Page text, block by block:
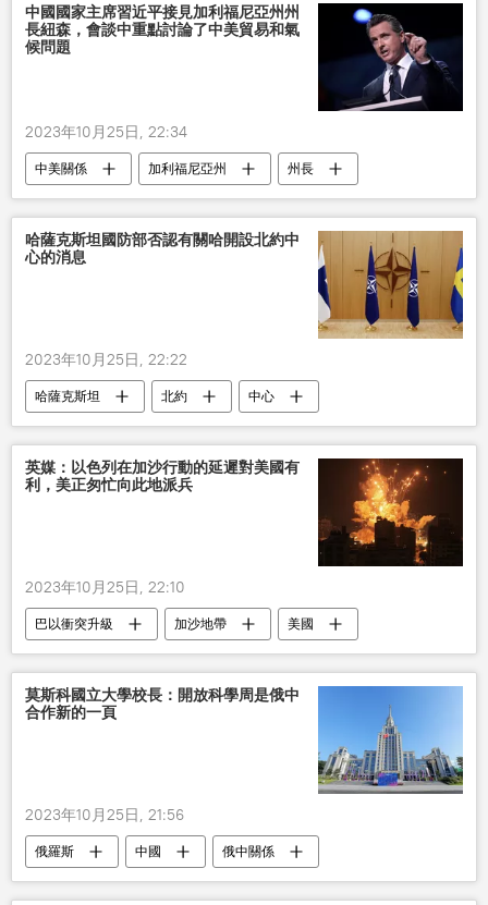
中國國家主席習近平接見加利福尼亞州州
長紐森，會談中重點討論了中美貿易和氣
候問題
2023年10月25日, 22:34
中美關係 加利福尼亞州
州長
習近平
討論
哈薩克斯坦國防部否認有關哈開設北約中
心的消息
2023年10月25日, 22:22
哈薩克斯坦 北約 中心
英媒：以色列在加沙行動的延遲對美國有
利，美正匆忙向此地派兵
2023年10月25日, 22:10
巴以衝突升級 加沙地帶
美國
軍事
莫斯科國立大學校長：開放科學周是俄中
合作新的一頁
2023年10月25日, 21:56
俄羅斯 中國
俄中關係
科學